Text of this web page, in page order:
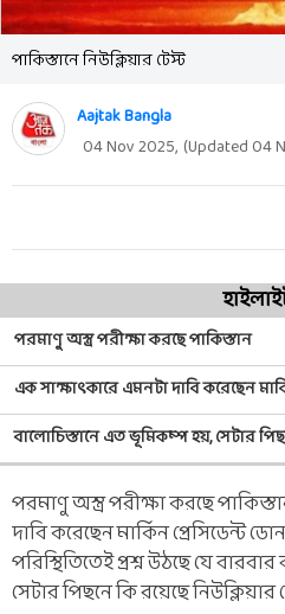
পাকিস্তানে নিউক্লিয়ার টেস্ট
Aajtak Bangla
04 Nov 2025, (Updated 04
পরমাণু অস্ত্র পরীক্ষা করছে পাকিস্তান
এক সাক্ষাৎকারে এমনটা দাবি করেছেন
বালোচিস্তানে এত ভূমিকম্প হয়, সেটার
পরমাণু অস্ত্র পরীক্ষা করছে
দাবি করেছেন মার্কিন প্রেসিডেন্ট
পরিস্থিতিতেই প্রশ্ন উঠছে যে
সেটার পিছনে কি রয়েছে নিউক্লিয়ার